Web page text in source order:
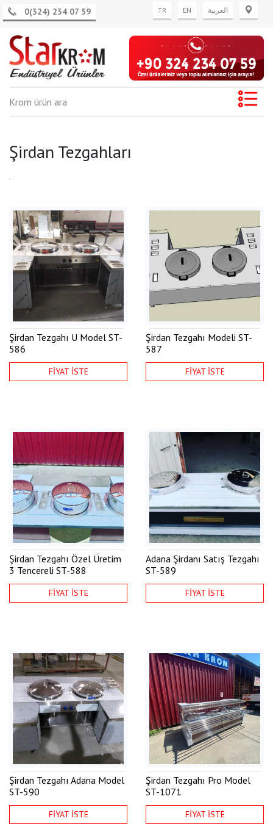
0(324) 234 07 59 TR EN العربية
Şirdan Tezgahları
Şirdan Tezgahı U Model ST-
586
FİYAT İSTE
Şirdan Tezgahı Modeli ST-
587
FİYAT İSTE
Şirdan Tezgahı Özel Üretim
3 Tencereli ST-588
FİYAT İSTE
Adana Şirdanı Satış Tezgahı
ST-589
FİYAT İSTE
Şirdan Tezgahı Adana Model
ST-590
FİYAT İSTE
Şirdan Tezgahı Pro Model
ST-1071
FİYAT İSTE